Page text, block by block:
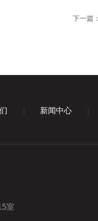
下一篇：
新闻中心
室